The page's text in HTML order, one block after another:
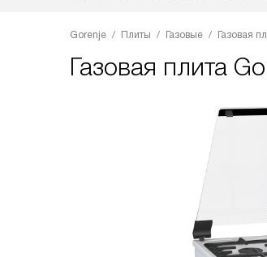
Gorenje Плиты Газовые Газовая
Газовая плита